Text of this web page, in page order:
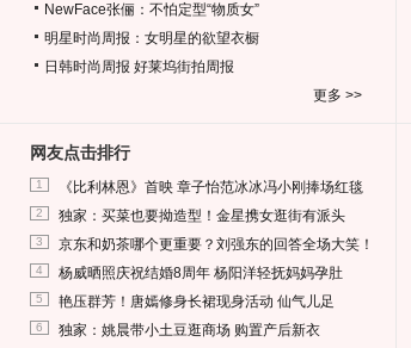
NewFace张俪：不怕定型“物质女”
明星时尚周报：女明星的欲望衣橱
日韩时尚周报 好莱坞街拍周报
更多 >>
网友点击排行
1 《比利林恩》首映 章子怡范冰冰冯小刚捧场红毯
2 独家：买菜也要拗造型！金星携女逛街有派头
3 京东和奶茶哪个更重要？刘强东的回答全场大笑！
4 杨威晒照庆祝结婚8周年 杨阳洋轻抚妈妈孕肚
5 艳压群芳！唐嫣修身长裙现身活动 仙气儿足
6 独家：姚晨带小土豆逛商场 购置产后新衣